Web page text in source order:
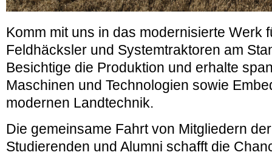
Komm mit uns in das modernisierte Werk
Feldhäcksler und Systemtraktoren am
Besichtige die Produktion und erhalte
Maschinen und Technologien sowie
modernen Landtechnik.
Die gemeinsame Fahrt von Mitgliedern
Studierenden und Alumni schafft die